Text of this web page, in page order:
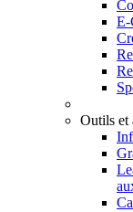
E-
Outils et